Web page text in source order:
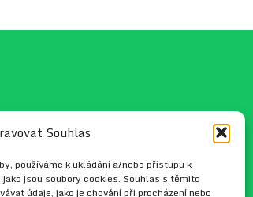
Souhlas
používáme k ukládání a/nebo přístupu k
jsou soubory cookies. Souhlas s těmito
údaje, jako je chování při procházení nebo